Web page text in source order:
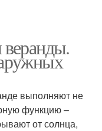
выполняют не
функцию –
от солнца,